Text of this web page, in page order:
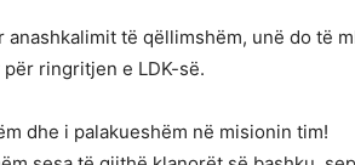
anashkalimit të qëllimshëm, unë do të
ringritjen e LDK-së.
dhe i palakueshëm në misionin tim!